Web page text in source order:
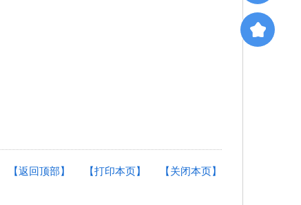
【关闭本页】
【打印本页】
【返回顶部】